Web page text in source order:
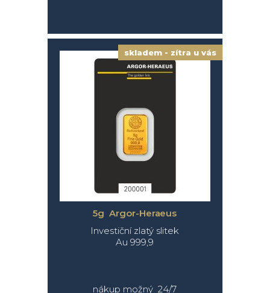
skladem - zítra u vás
5g Argor-Heraeus
Investiční zlatý slitek
Au 999,9
nákup možný 24/7